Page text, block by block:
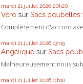
mardi 21 juillet 2026 20h20
Vero sur Sacs poubelles
Complètement d'accord
mardi 21 juillet 2026 13h15
Angélique sur Sacs
Malheureusement nous
mardi 21 juillet 2026 11h10